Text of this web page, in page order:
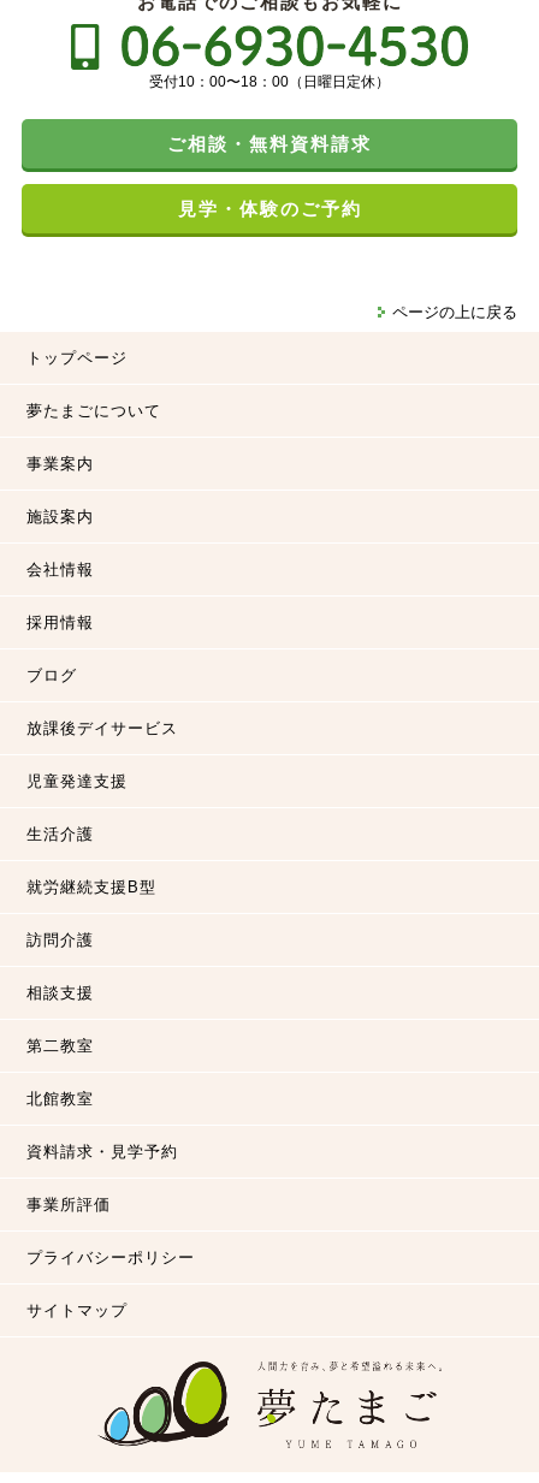
受付10：00〜18：00（日曜日定休）
ご相談・無料資料請求
見学・体験のご予約
ページの上に戻る
トップページ
夢たまごについて
事業案内
施設案内
会社情報
採用情報
ブログ
放課後デイサービス
児童発達支援
生活介護
就労継続支援B型
訪問介護
相談支援
第二教室
北館教室
資料請求・見学予約
事業所評価
プライバシーポリシー
サイトマップ